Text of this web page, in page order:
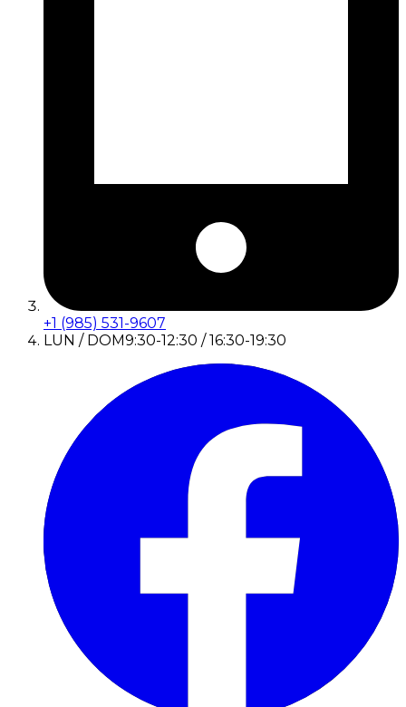
+1 (985) 531-9607
LUN / DOM9:30-12:30 / 16:30-19:30